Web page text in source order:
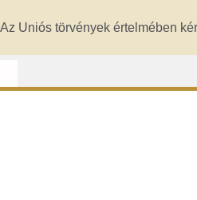
Uniós törvények értelmében